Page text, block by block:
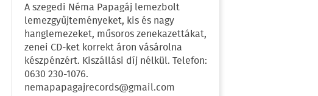
A szegedi Néma Papagáj lemezbolt
lemezgyűjteményeket, kis és nagy
hanglemezeket, műsoros zenekazettákat,
zenei CD-ket korrekt áron vásárolna
készpénzért. Kiszállási díj nélkül. Telefon:
0630 230-1076.
nemapapagajrecords@gmail.com